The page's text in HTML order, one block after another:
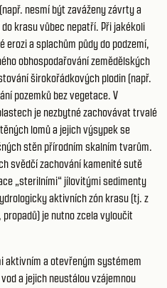
nesmí být zaváženy závrty a
krasu vůbec nepatří. Při jakékoli
a splachům půdy do podzemí,
obhospodařování zemědělských
širokořádkových plodin (např.
pozemků bez vegetace. V
je nezbytné zachovávat trvalé
lomů a jejich výsypek se
stěn přírodním skalním tvarům.
svědčí zachování kamenité sutě
„sterilními“ jílovitými sedimenty
aktivních zón krasu (tj. z
je nutno zcela vyloučit
aktivním a otevřeným systémem
a jejich neustálou vzájemnou